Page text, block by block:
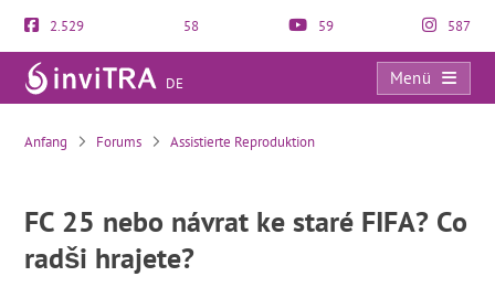
2.529 58 59 587
DE
Menü
FC 25 nebo návrat ke staré FIFA? Co radši hrajete?
Anfang Forums Assistierte Reproduktion
FC 25 nebo návrat ke staré FIFA? Co
radši hrajete?